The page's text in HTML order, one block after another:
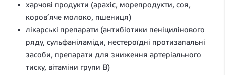
харчові продукти (арахіс, морепродукти, соя,
коров’яче молоко, пшениця)
лікарські препарати (антибіотики пеніцилінового
ряду, сульфаніламіди, нестероїдні протизапальні
засоби, препарати для зниження артеріального
тиску, вітаміни групи В)